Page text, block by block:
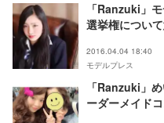
「Ranzuki」
選挙権につい
2016.04.04 18:40
モデルプレス
「Ranzuki」
ーダーメイド